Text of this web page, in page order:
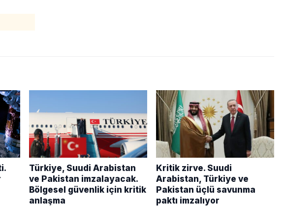
Türkiye, Suudi Arabistan
ve Pakistan imzalayacak.
Bölgesel güvenlik için kritik
anlaşma
Kritik zirve. Suudi
Arabistan, Türkiye ve
Pakistan üçlü savunma
paktı imzalıyor